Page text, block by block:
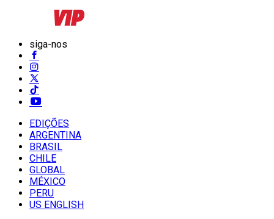
siga-nos
EDIÇÕES
ARGENTINA
BRASIL
CHILE
GLOBAL
MÉXICO
PERU
US ENGLISH